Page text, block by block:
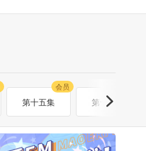
第十五集
会员
第十六集